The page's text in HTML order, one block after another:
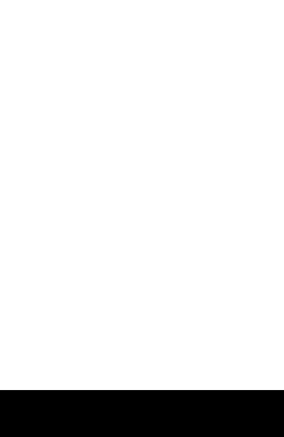
30.08.